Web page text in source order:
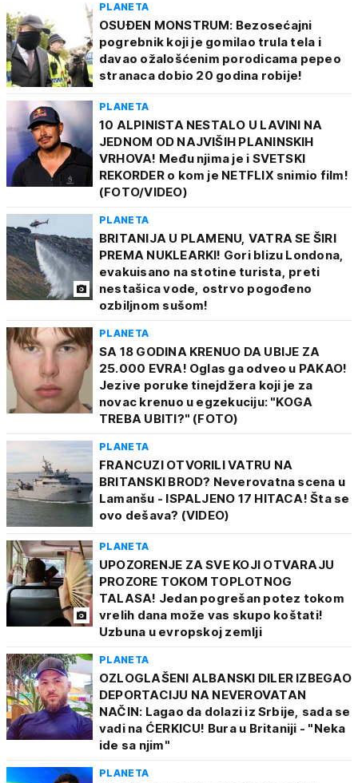
PLANETA
OSUĐEN MONSTRUM: Bezosećajni
pogrebnik koji je gomilao trula tela i
davao ožalošćenim porodicama pepeo
stranaca dobio 20 godina robije!
PLANETA
10 ALPINISTA NESTALO U LAVINI NA
JEDNOM OD NAJVIŠIH PLANINSKIH
VRHOVA! Među njima je i SVETSKI
REKORDER o kom je NETFLIX snimio film!
(FOTO/VIDEO)
PLANETA
BRITANIJA U PLAMENU, VATRA SE ŠIRI
PREMA NUKLEARKI! Gori blizu Londona,
evakuisano na stotine turista, preti
nestašica vode, ostrvo pogođeno
ozbiljnom sušom!
PLANETA
SA 18 GODINA KRENUO DA UBIJE ZA
25.000 EVRA! Oglas ga odveo u PAKAO!
Jezive poruke tinejdžera koji je za
novac krenuo u egzekuciju: "KOGA
TREBA UBITI?" (FOTO)
PLANETA
FRANCUZI OTVORILI VATRU NA
BRITANSKI BROD? Neverovatna scena u
Lamanšu - ISPALJENO 17 HITACA! Šta se
ovo dešava? (VIDEO)
PLANETA
UPOZORENJE ZA SVE KOJI OTVARAJU
PROZORE TOKOM TOPLOTNOG
TALASA! Jedan pogrešan potez tokom
vrelih dana može vas skupo koštati!
Uzbuna u evropskoj zemlji
PLANETA
OZLOGLAŠENI ALBANSKI DILER IZBEGAO
DEPORTACIJU NA NEVEROVATAN
NAČIN: Lagao da dolazi iz Srbije, sada se
vadi na ĆERKICU! Bura u Britaniji - "Neka
ide sa njim"
PLANETA